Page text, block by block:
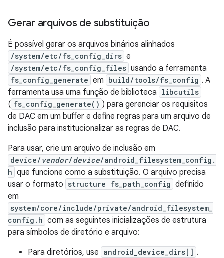
Gerar arquivos de substituição
É possível gerar os arquivos binários alinhados
/system/etc/fs_config_dirs e
/system/etc/fs_config_files usando a ferramenta
fs_config_generate em build/tools/fs_config . A
ferramenta usa uma função de biblioteca libcutils
( fs_config_generate() ) para gerenciar os requisitos
de DAC em um buffer e define regras para um arquivo de
inclusão para institucionalizar as regras de DAC.
Para usar, crie um arquivo de inclusão em
device/ vendor/device/android_filesystem_config.
h que funcione como a substituição. O arquivo precisa
usar o formato structure fs_path_config definido
em
system/core/include/private/android_filesystem_
config.h com as seguintes inicializações de estrutura
para símbolos de diretório e arquivo:
Para diretórios, use android _device _dirs[] .